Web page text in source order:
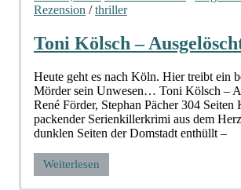
Rezension /thriller
Toni Kölsch –
Heute geht es nach Köln. Hier treibt ein
Mörder sein Unwesen… Toni Kölsch –
René Förder, Stephan Pächer 304 Seiten
packender Serienkillerkrimi aus dem
dunklen Seiten der Domstadt enthüllt –
Weiterlesen